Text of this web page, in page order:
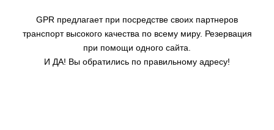
GPR предлагает при посредстве своих партнеров
транспорт высокого качества по всему миру. Резервация
при помощи одного сайта.
И ДА! Вы обратились по правильному адресу!